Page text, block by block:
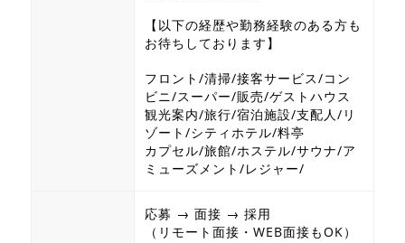
【以下の経歴や勤務経験のある方も
お待ちしております】
フロント/清掃/接客サービス/コン
ビニ/スーパー/販売/ゲストハウス
観光案内/旅行/宿泊施設/支配人/リ
ゾート/シティホテル/料亭
カプセル/旅館/ホステル/サウナ/ア
ミューズメント/レジャー/
応募 → 面接 → 採用
（リモート面接・WEB面接もOK）